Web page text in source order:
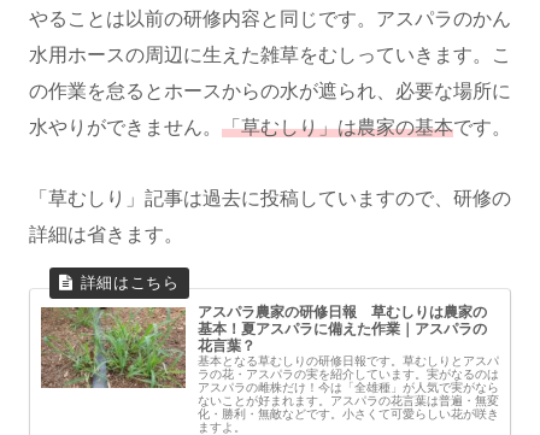
やることは以前の研修内容と同じです。アスパラのかん
水用ホースの周辺に生えた雑草をむしっていきます。こ
の作業を怠るとホースからの水が遮られ、必要な場所に
水やりができません。 「草むしり」は農家の基本です。
「草むしり」記事は過去に投稿していますので、研修の
詳細は省きます。
アスパラ農家の研修日報 草むしりは農家の
基本！夏アスパラに備えた作業｜アスパラの
花言葉？
基本となる草むしりの研修日報です。草むしりとアスパ
ラの花・アスパラの実を紹介しています。実がなるのは
アスパラの雌株だけ！今は「全雄種」が人気で実がなら
ないことが好まれます。アスパラの花言葉は普遍・無変
化・勝利・無敵などです。小さくて可愛らしい花が咲き
ますよ。